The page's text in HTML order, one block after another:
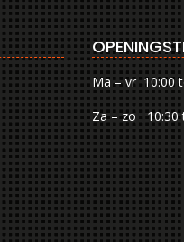
Ma – vr 10:00
Za – zo 10:30